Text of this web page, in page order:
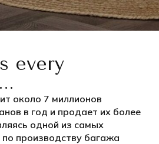
every
около 7 миллионов
в год и продает их более
одной из самых
производству багажа